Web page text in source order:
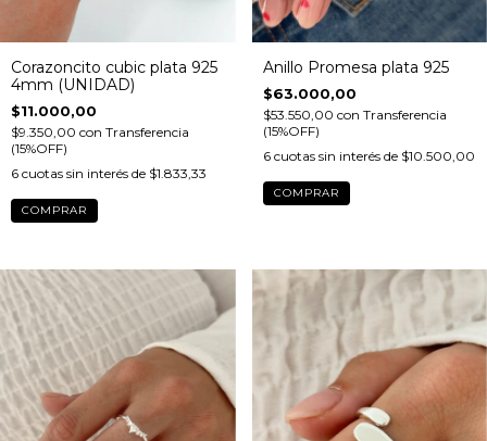
Corazoncito cubic plata 925
4mm (UNIDAD)
$11.000,00
$9.350,00 con Transferencia
(15%OFF)
6 cuotas sin interés de $1.833,33
Anillo Promesa plata 925
$63.000,00
$53.550,00 con Transferencia
(15%OFF)
6 cuotas sin interés de $10.500,00
COMPRAR